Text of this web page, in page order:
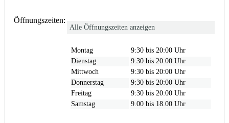
Öffnungszeiten:
Alle Öffnungszeiten anzeigen
Montag
9:30 bis 20:00 Uhr
Dienstag
9:30 bis 20:00 Uhr
Mittwoch
9:30 bis 20:00 Uhr
Donnerstag
9:30 bis 20:00 Uhr
Freitag
9:30 bis 20:00 Uhr
Samstag
9.00 bis 18.00 Uhr